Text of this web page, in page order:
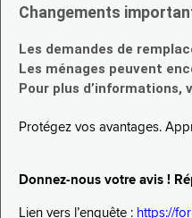
Changements
Les demandes de
Les ménages peuvent
Pour plus d’informations,
Protégez vos avantages.
Donnez-nous votre avis !
Lien vers l’enquête : https://